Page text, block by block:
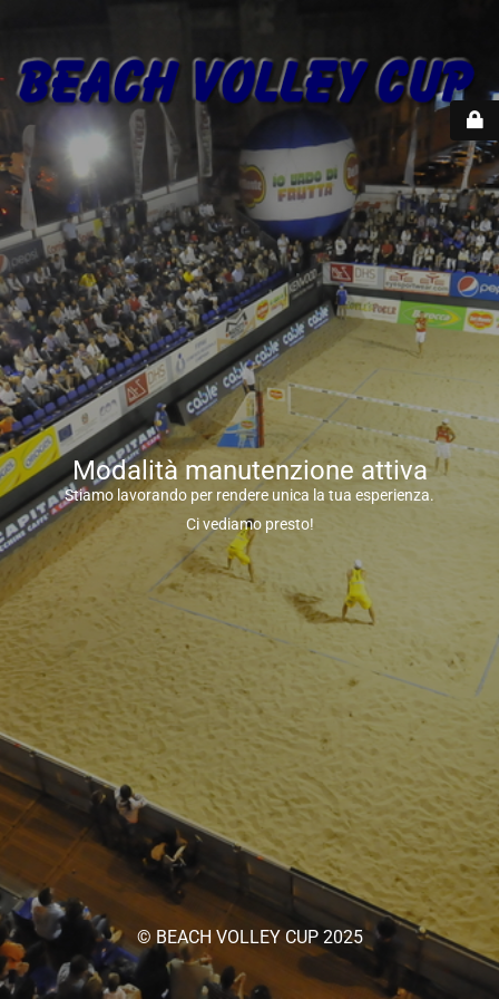
Modalità manutenzione attiva
Stiamo lavorando per rendere unica la tua esperienza.
Ci vediamo presto!
© BEACH VOLLEY CUP 2025